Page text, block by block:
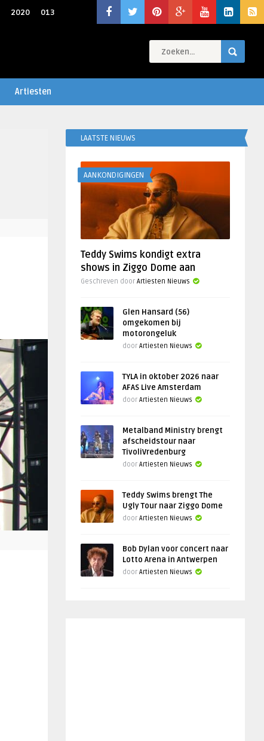
2020 013
Artiesten
LAATSTE NIEUWS
AANKONDIGINGEN
Teddy Swims kondigt extra
shows in Ziggo Dome aan
Geschreven door Artiesten Nieuws
Glen Hansard (56)
omgekomen bij
motorongeluk
door Artiesten Nieuws
TYLA in oktober 2026 naar
AFAS Live Amsterdam
door Artiesten Nieuws
Metalband Ministry brengt
afscheidstour naar
TivoliVredenburg
door Artiesten Nieuws
Teddy Swims brengt The
Ugly Tour naar Ziggo Dome
door Artiesten Nieuws
Bob Dylan voor concert naar
Lotto Arena in Antwerpen
door Artiesten Nieuws